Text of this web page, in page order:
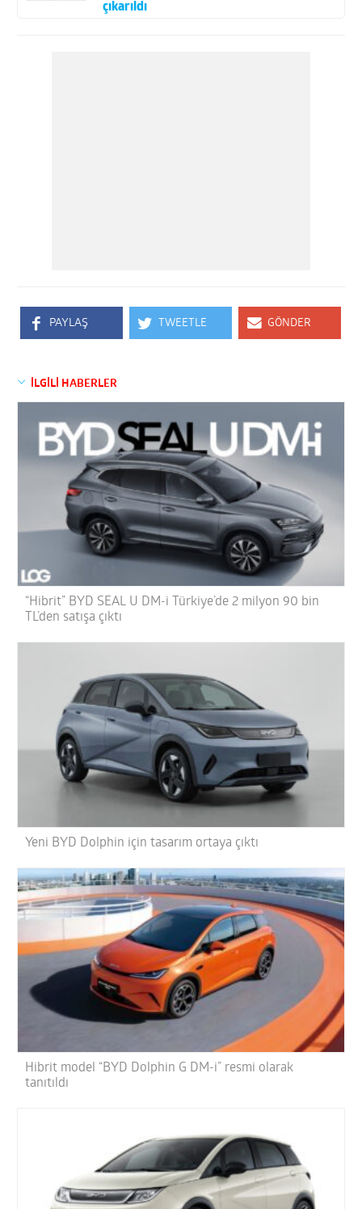
çıkarıldı
PAYLAŞ TWEETLE GÖNDER
İLGİLİ HABERLER
“Hibrit” BYD SEAL U DM-i Türkiye’de 2 milyon 90 bin
TL’den satışa çıktı
Yeni BYD Dolphin için tasarım ortaya çıktı
Hibrit model “BYD Dolphin G DM-i” resmi olarak
tanıtıldı